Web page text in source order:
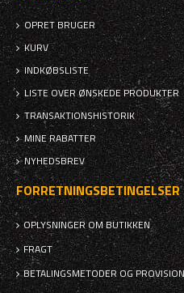
OPRET BRUGER
KURV
INDKØBSLISTE
LISTE OVER ØNSKEDE PRODUKTER
TRANSAKTIONSHISTORIK
MINE RABATTER
NYHEDSBREV
FORRETNINGSBETINGELSER
OPLYSNINGER OM BUTIKKEN
FRAGT
BETALINGSMETODER OG